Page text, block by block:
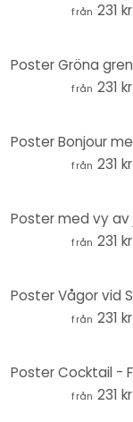
från 231 kr
från 231 kr
från 231 kr
från 231 kr
från 231 kr
från 231 kr